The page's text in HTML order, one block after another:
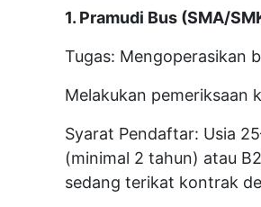
1. Pramudi Bus (SMA/
Tugas: Mengoperasikan
Melakukan pemeriksaan
Syarat Pendaftar: Usia
(minimal 2 tahun) atau
sedang terikat kontrak